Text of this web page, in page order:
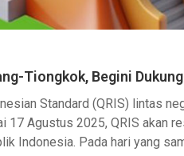
Tiongkok, Begini
Standard (QRIS) lintas
17 Agustus 2025, QRIS akan
Indonesia. Pada hari yang